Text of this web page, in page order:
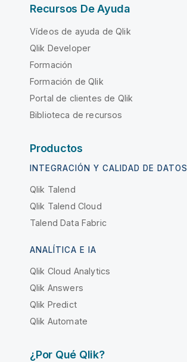
Recursos De Ayuda
Vídeos de ayuda de Qlik
Qlik Developer
Formación
Formación de Qlik
Portal de clientes de Qlik
Biblioteca de recursos
Productos
INTEGRACIÓN Y CALIDAD DE DATOS
Qlik Talend
Qlik Talend Cloud
Talend Data Fabric
ANALÍTICA E IA
Qlik Cloud Analytics
Qlik Answers
Qlik Predict
Qlik Automate
¿Por Qué Qlik?